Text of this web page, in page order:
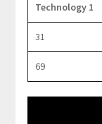
Technology 1
31
69